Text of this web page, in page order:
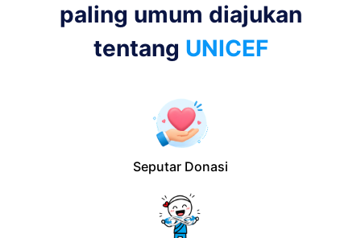
paling umum diajukan
tentang UNICEF
Seputar Donasi